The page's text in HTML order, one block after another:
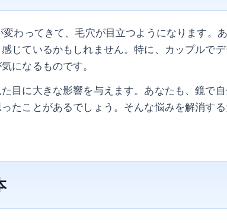
わってきて、毛穴が目立つようになります。
じているかもしれません。特に、カップルで
になるものです。
目に大きな影響を与えます。あなたも、鏡で
たことがあるでしょう。そんな悩みを解消す